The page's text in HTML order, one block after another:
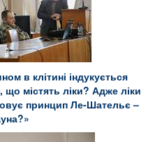
в клітині індукується
містять ліки? Адже ліки
принцип Ле-Шательє –